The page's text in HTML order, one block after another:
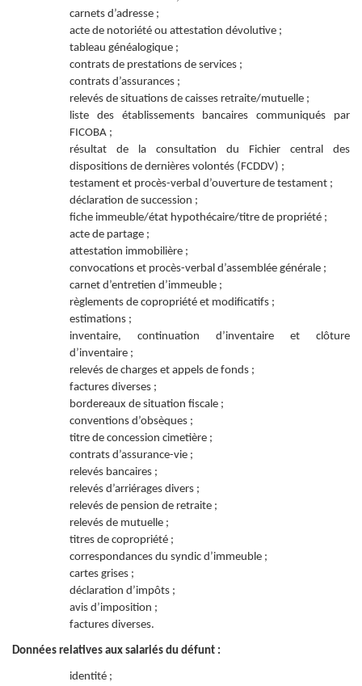
carnets d’adresse ;
acte de notoriété ou attestation dévolutive ;
tableau généalogique ;
contrats de prestations de services ;
contrats d’assurances ;
relevés de situations de caisses retraite/mutuelle ;
liste des établissements bancaires communiqués par
FICOBA ;
résultat de la consultation du Fichier central des
dispositions de dernières volontés (FCDDV) ;
testament et procès-verbal d’ouverture de testament ;
déclaration de succession ;
fiche immeuble/état hypothécaire/titre de propriété ;
acte de partage ;
attestation immobilière ;
convocations et procès-verbal d’assemblée générale ;
carnet d’entretien d’immeuble ;
règlements de copropriété et modificatifs ;
estimations ;
inventaire, continuation d’inventaire et clôture
d’inventaire ;
relevés de charges et appels de fonds ;
factures diverses ;
bordereaux de situation fiscale ;
conventions d’obsèques ;
titre de concession cimetière ;
contrats d’assurance-vie ;
relevés bancaires ;
relevés d’arriérages divers ;
relevés de pension de retraite ;
relevés de mutuelle ;
titres de copropriété ;
correspondances du syndic d’immeuble ;
cartes grises ;
déclaration d’impôts ;
avis d’imposition ;
factures diverses.
Données relatives aux salariés du défunt :
identité ;